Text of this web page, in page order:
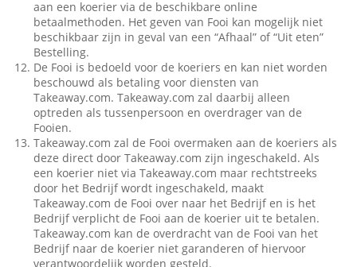
aan een koerier via de beschikbare online
betaalmethoden. Het geven van Fooi kan mogelijk niet
beschikbaar zijn in geval van een “Afhaal” of “Uit eten”
Bestelling.
De Fooi is bedoeld voor de koeriers en kan niet worden
beschouwd als betaling voor diensten van
Takeaway.com. Takeaway.com zal daarbij alleen
optreden als tussenpersoon en overdrager van de
Fooien.
Takeaway.com zal de Fooi overmaken aan de koeriers als
deze direct door Takeaway.com zijn ingeschakeld. Als
een koerier niet via Takeaway.com maar rechtstreeks
door het Bedrijf wordt ingeschakeld, maakt
Takeaway.com de Fooi over naar het Bedrijf en is het
Bedrijf verplicht de Fooi aan de koerier uit te betalen.
Takeaway.com kan de overdracht van de Fooi van het
Bedrijf naar de koerier niet garanderen of hiervoor
verantwoordelijk worden gesteld.